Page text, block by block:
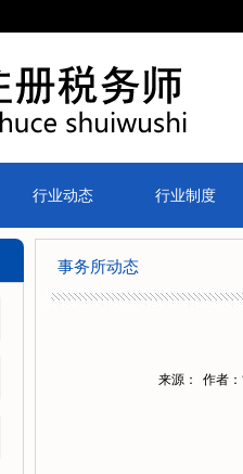
行业动态 行业制度
事务所动态
来源： 作者